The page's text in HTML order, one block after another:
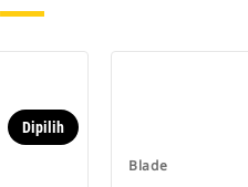
Dipilih
Blade